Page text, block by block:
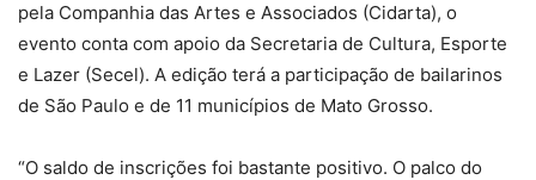
pela Companhia das Artes e Associados (Cidarta), o
evento conta com apoio da Secretaria de Cultura, Esporte
e Lazer (Secel). A edição terá a participação de bailarinos
de São Paulo e de 11 municípios de Mato Grosso.
“O saldo de inscrições foi bastante positivo. O palco do